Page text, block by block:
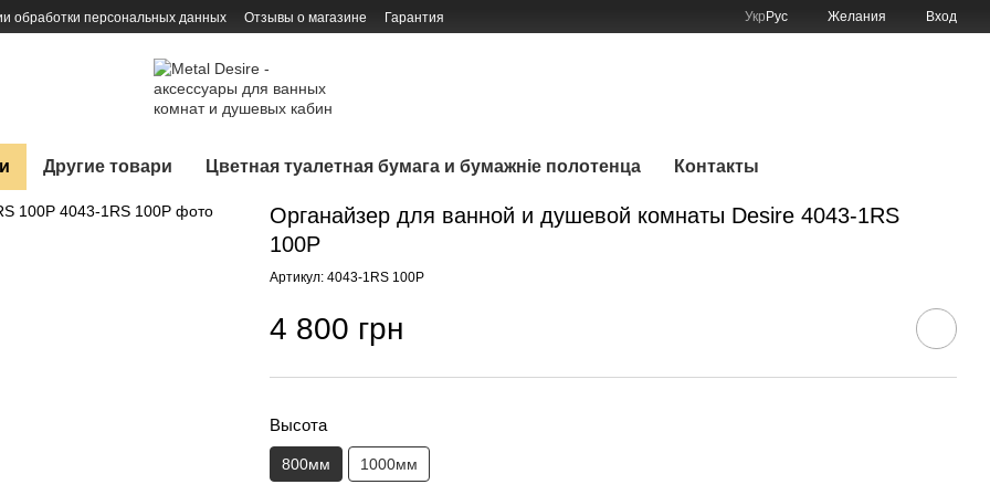
обработки персональных данных Отзывы о магазине Гарантия Укр Рус Желания Вход
Другие товари Цветная туалетная бумага и бумажніе полотенца Контакты
Органайзер для ванной и душевой комнаты Desire 4043-1RS
100P
Артикул: 4043-1RS 100P
4 800 грн
Высота
800мм 1000мм